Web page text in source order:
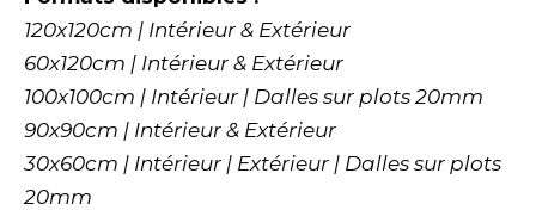
120x120cm | Intérieur & Extérieur
60x120cm | Intérieur & Extérieur
100x100cm | Intérieur | Dalles sur plots 20mm
90x90cm | Intérieur & Extérieur
30x60cm | Intérieur | Extérieur | Dalles sur plots
20mm